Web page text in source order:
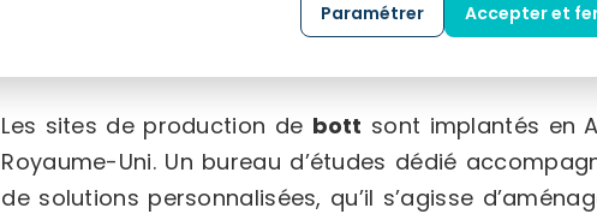
expertise en matière de solutions de rangement
Les sites de production de bott sont implantés en
Royaume-Uni. Un bureau d’études dédié
de solutions personnalisées, qu’il s’agisse
Paramétrer Accepter et